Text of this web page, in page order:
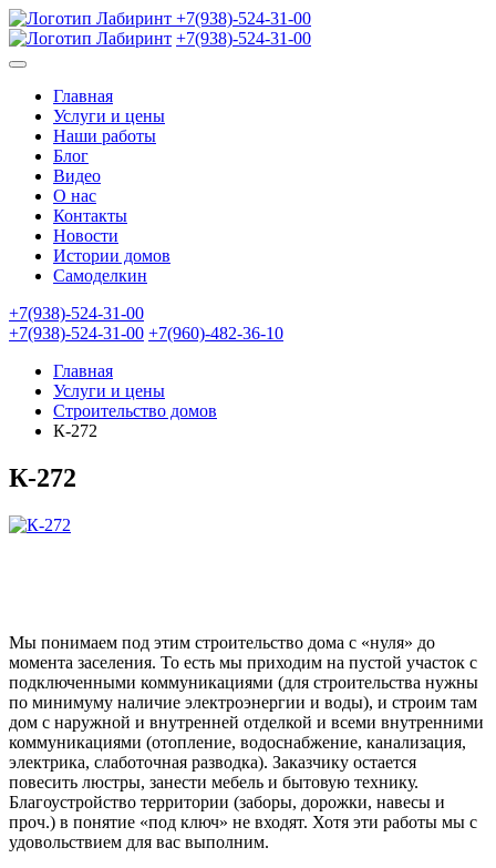
+7(938)-524-31-00
+7(938)-524-31-00
Главная
Услуги и цены
Наши работы
Блог
Видео
О нас
Контакты
Новости
Истории домов
Самоделкин
+7(938)-524-31-00
+7(938)-524-31-00 +7(960)-482-36-10
Главная
Услуги и цены
Строительство домов
К-272
К-272
Мы понимаем под этим строительство дома с «нуля» до
момента заселения. То есть мы приходим на пустой участок с
подключенными коммуникациями (для строительства нужны
по минимуму наличие электроэнергии и воды), и строим там
дом с наружной и внутренней отделкой и всеми внутренними
коммуникациями (отопление, водоснабжение, канализация,
электрика, слаботочная разводка). Заказчику остается
повесить люстры, занести мебель и бытовую технику.
Благоустройство территории (заборы, дорожки, навесы и
проч.) в понятие «под ключ» не входят. Хотя эти работы мы с
удовольствием для вас выполним.